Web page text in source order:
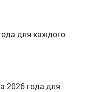
для каждого
2026 года для